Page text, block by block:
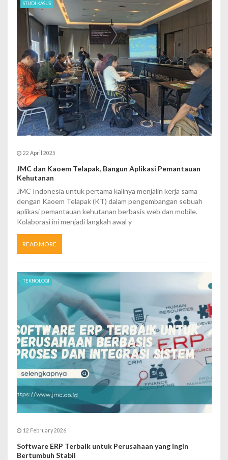
STUDI KASUS
22 April 2025
JMC dan Kaoem Telapak, Bangun Aplikasi Pemantauan
Kehutanan
JMC Indonesia untuk pertama kalinya menjalin kerja sama
dengan Kaoem Telapak (KT) dalam pengembangan sebuah
aplikasi pemantauan kehutanan berbasis web dan mobile.
Kolaborasi ini menjadi langkah awal y
READ MORE
TEKNOLOGI
12 February 2026
Software ERP Terbaik untuk Perusahaan yang Ingin
Bertumbuh Stabil